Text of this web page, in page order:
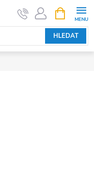
HLEDAT
NÁKUPNÍ
KOŠÍK